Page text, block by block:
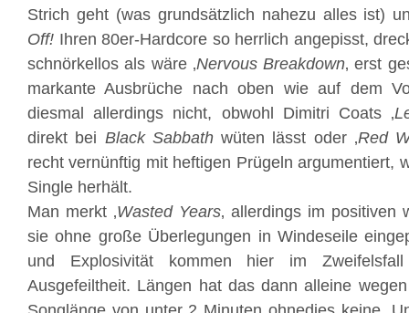
Strich geht (was grundsätzlich nahezu alles ist)
Off! Ihren 80er-Hardcore so herrlich angepisst,
schnörkellos als wäre ‚Nervous Breakdown‚ erst
markante Ausbrüche nach oben wie auf dem
diesmal allerdings nicht, obwohl Dimitri Coats ‚
direkt bei Black Sabbathwüten lässt oder ‚Red
recht vernünftig mit heftigen Prügeln argumentiert,
Single herhält.
Man merkt ‚Wasted Years‚ allerdings im positiven
sie ohne große Überlegungen in Windeseile
und Explosivität kommen hier im
Ausgefeiltheit. Längen hat das dann alleine